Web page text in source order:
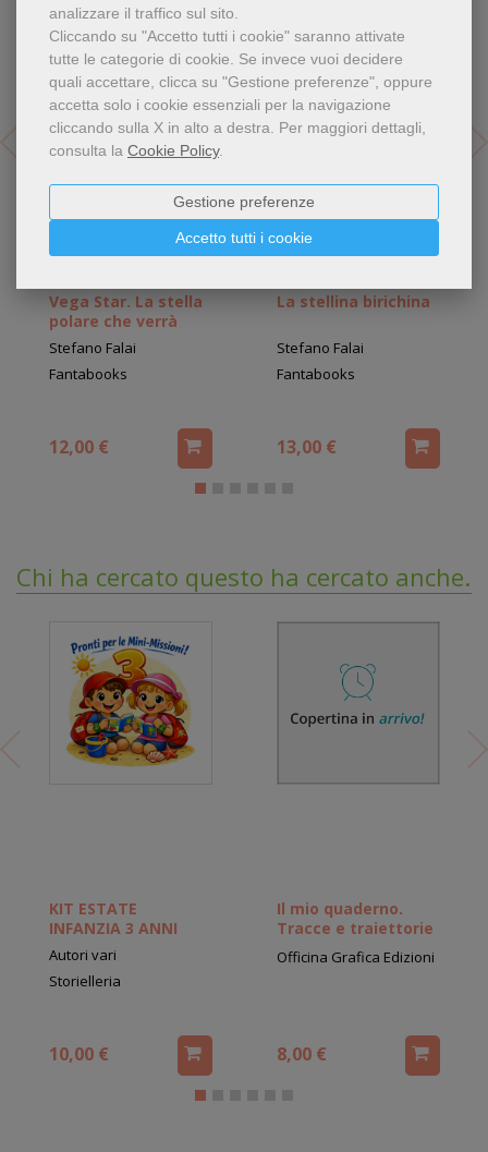
analizzare il traffico sul sito.
Cliccando su "Accetto tutti i cookie" saranno attivate
tutte le categorie di cookie. Se invece vuoi decidere
quali accettare, clicca su "Gestione preferenze", oppure
accetta solo i cookie essenziali per la navigazione
cliccando sulla X in alto a destra. Per maggiori dettagli,
consulta la Cookie Policy.
Accetto tutti i cookie
Gestione preferenze
Vega Star. La stella
polare che verrà
Stefano Falai
Fantabooks
12,00 €
La stellina birichina
Stefano Falai
Fantabooks
13,00 €
Chi ha cercato questo ha cercato anche...
KIT ESTATE
INFANZIA 3 ANNI
Autori vari
Storielleria
10,00 €
Il mio quaderno.
Tracce e traiettorie
Officina Grafica Edizioni
8,00 €